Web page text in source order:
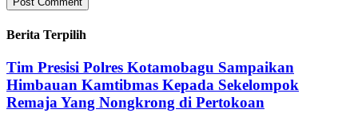
Berita Terpilih
Tim Presisi Polres Kotamobagu Sampaikan
Himbauan Kamtibmas Kepada Sekelompok
Remaja Yang Nongkrong di Pertokoan